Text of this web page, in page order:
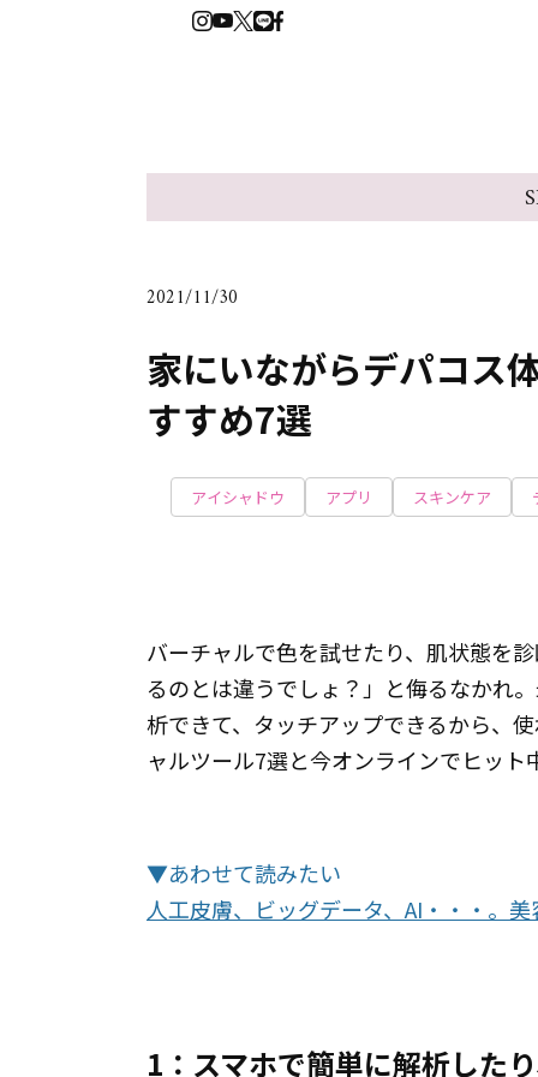
2021/11/30
家にいながらデパコス
すすめ7選
アイシャドウ アプリ スキンケア
バーチャルで色を試せたり、肌状態を
るのとは違うでしょ？」と侮るなかれ
析できて、タッチアップできるから、
ャルツール7選と今オンラインでヒット
▼あわせて読みたい
人工皮膚、ビッグデータ、AI・・・。
1：スマホで簡単に解析した